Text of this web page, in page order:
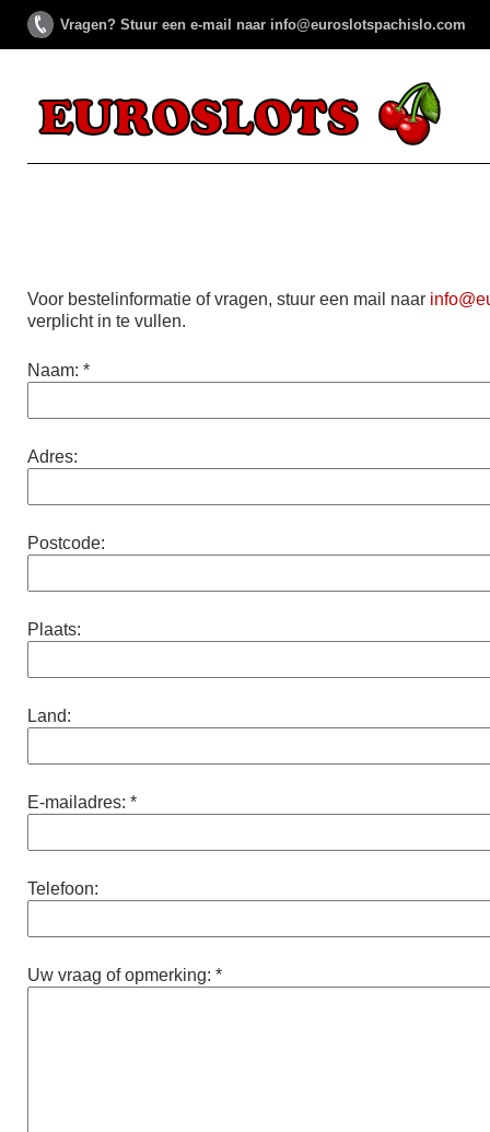
Vragen? Stuur een e-mail naar info@euroslotspachislo.com
Voor bestelinformatie of vragen, stuur een mail naar
verplicht in te vullen.
Naam: *
Adres:
Postcode:
Plaats:
Land:
E-mailadres: *
Telefoon:
Uw vraag of opmerking: *